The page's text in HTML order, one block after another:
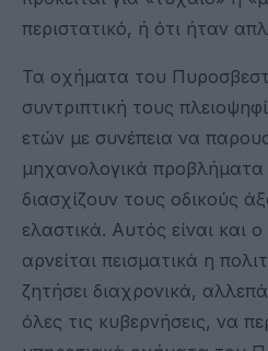
περιστατικό, ή ότι ήταν
Τα οχήματα του
συντριπτική τους
ετών με συνέπεια να
μηχανολογικά προβλήματα
διασχίζουν τους οδικούς
ελαστικά. Αυτός είναι και
αρνείται πεισματικά η
ζητήσει διαχρονικά,
όλες τις κυβερνήσεις, να